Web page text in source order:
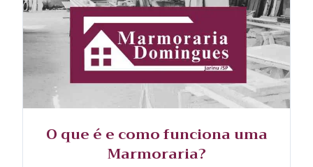
O que é e como funciona uma
Marmoraria?